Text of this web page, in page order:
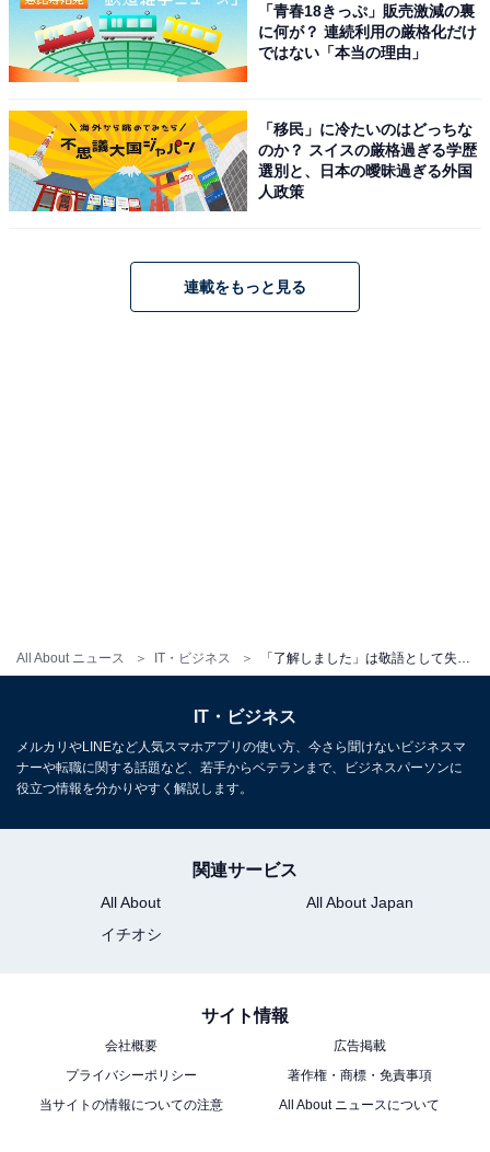
All About ニュース IT・ビジネス
B：承知しました。資料の準備をしておきます。
A：来週の月曜日にお越しいただけますか。
・「かしこまりました」
依頼や命令などを承諾するときに適しています。「かし
こまりました」はもっとも丁寧な表現で、相手に対し敬
・「わかりました」
目上の人、お客さまにも使える表現です。「承知しまし
た」「かしこまりました」が堅いと感じる状況のときは
「わかりました」を使うことも可能です。しかし人によ
、すぐに対応します。
「青春18きっぷ」販売激減の裏
に何が？ 連続利用の厳格化だけ
ではない「本当の理由」
「移民」に冷たいのはどっちな
のか？ スイスの厳格過ぎる学歴
選別と、日本の曖昧過ぎる外国
人政策
連載をもっと見る
IT・ビジネス
メルカリやLINEなど人気スマホアプリの使い方、今さら聞けないビジネスマ
ナーや転職に関する話題など、若手からベテランまで、ビジネスパーソンに
役立つ情報を分かりやすく解説します。
関連サービス
All About
All About Japan
イチオシ
サイト情報
会社概要
広告掲載
プライバシーポリシー
著作権・商標・免責事項
当サイトの情報についての注意
All About ニュースについて